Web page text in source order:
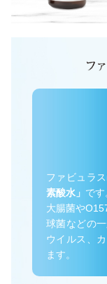
ファビュラ
素酸水」 です
大腸菌や
球菌などの
ウイルス、
ます。